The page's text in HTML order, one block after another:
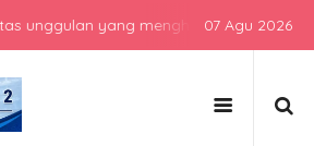
unggulan yang menghasilkan lulusan
07 Agu 2026